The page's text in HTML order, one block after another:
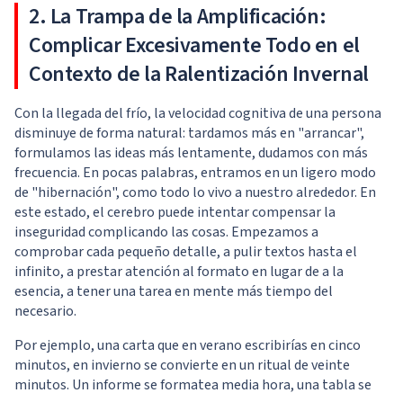
2. La Trampa de la Amplificación:
Complicar Excesivamente Todo en el
Contexto de la Ralentización Invernal
Con la llegada del frío, la velocidad cognitiva de una persona
disminuye de forma natural: tardamos más en "arrancar",
formulamos las ideas más lentamente, dudamos con más
frecuencia. En pocas palabras, entramos en un ligero modo
de "hibernación", como todo lo vivo a nuestro alrededor. En
este estado, el cerebro puede intentar compensar la
inseguridad complicando las cosas. Empezamos a
comprobar cada pequeño detalle, a pulir textos hasta el
infinito, a prestar atención al formato en lugar de a la
esencia, a tener una tarea en mente más tiempo del
necesario.
Por ejemplo, una carta que en verano escribirías en cinco
minutos, en invierno se convierte en un ritual de veinte
minutos. Un informe se formatea media hora, una tabla se